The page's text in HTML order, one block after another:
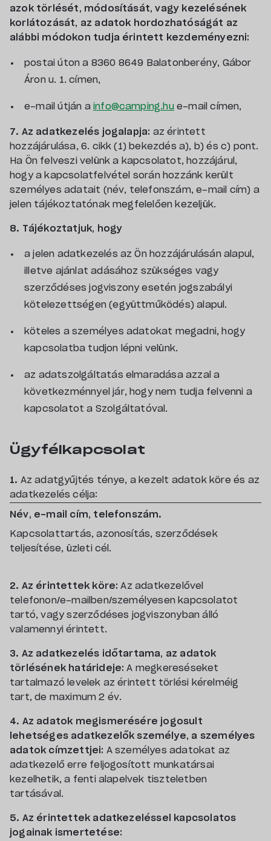
azok törlését, módosítását, vagy kezelésének
korlátozását, az adatok hordozhatóságát az
alábbi módokon tudja érintett kezdeményezni:
postai úton a 8360 8649 Balatonberény, Gábor
Áron u. 1. címen,
e-mail útján a info@camping.hue-mail címen,
7. Az adatkezelés jogalapja: az érintett
hozzájárulása, 6. cikk (1) bekezdés a), b) és c) pont.
Ha Ön felveszi velünk a kapcsolatot, hozzájárul,
hogy a kapcsolatfelvétel során hozzánk került
személyes adatait (név, telefonszám, e-mail cím) a
jelen tájékoztatónak megfelelően kezeljük.
8. Tájékoztatjuk, hogy
a jelen adatkezelés az Ön hozzájárulásán alapul,
illetve ajánlat adásához szükséges vagy
szerződéses jogviszony esetén jogszabályi
kötelezettségen (együttműködés) alapul.
köteles a személyes adatokat megadni, hogy
kapcsolatba tudjon lépni velünk.
az adatszolgáltatás elmaradása azzal a
következménnyel jár, hogy nem tudja felvenni a
kapcsolatot a Szolgáltatóval.
Ügyfélkapcsolat
1. Az adatgyűjtés ténye, a kezelt adatok köre és az
adatkezelés célja:
Név, e-mail cím, telefonszám.
Kapcsolattartás, azonosítás, szerződések
teljesítése, üzleti cél.
2. Az érintettek köre: Az adatkezelővel
telefonon/e-mailben/személyesen kapcsolatot
tartó, vagy szerződéses jogviszonyban álló
valamennyi érintett.
3. Az adatkezelés időtartama, az adatok
törlésének határideje: A megkereséseket
tartalmazó levelek az érintett törlési kérelméig
tart, de maximum 2 év.
4. Az adatok megismerésére jogosult
lehetséges adatkezelők személye, a személyes
adatok címzettjei: A személyes adatokat az
adatkezelő erre feljogosított munkatársai
kezelhetik, a fenti alapelvek tiszteletben
tartásával.
5. Az érintettek adatkezeléssel kapcsolatos
jogainak ismertetése: